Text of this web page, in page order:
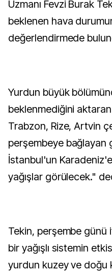
Uzmanı Fevzi Burak
beklenen hava
değerlendirmede
Yurdun büyük
beklenmediğini
Trabzon, Rize, Artvin
perşembeye bağlayan
İstanbul'un
yağışlar görülecek."
Tekin, perşembe günü
bir yağışlı sistemin
yurdun kuzey ve doğu